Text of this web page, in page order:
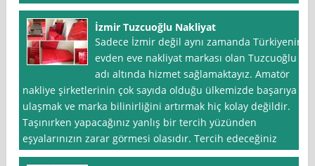
İzmir Tuzcuoğlu Nakliyat
Sadece İzmir değil aynı zamanda Türkiyenin
evden eve nakliyat markası olan Tuzcuoğlu
adı altında hizmet sağlamaktayız. Amatör
nakliye şirketlerinin çok sayıda olduğu ülkemizde başarıya
ulaşmak ve marka bilinirliğini artırmak hiç kolay değildir.
Taşınırken yapacağınız yanlış bir tercih yüzünden
eşyalarınızın zarar görmesi olasıdır. Tercih edeceğiniz